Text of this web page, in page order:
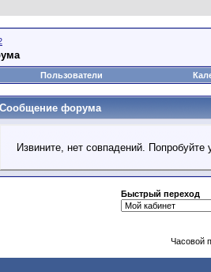
Пользователи
Сообщение форума
Извините, нет совпадений.
Быстрый переход
Часовой